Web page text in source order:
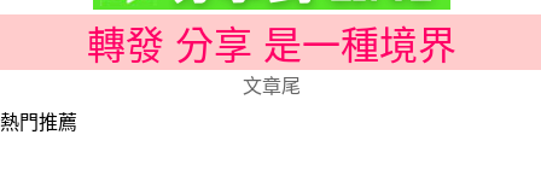
轉發 分享 是一種境界
文章尾
熱門推薦